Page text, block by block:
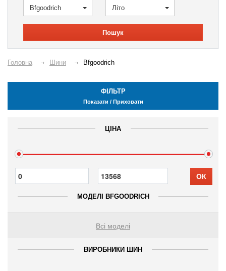
Bfgoodrich Літо
Пошук
Головна Шини Bfgoodrich
ФІЛЬТР
Показати / Приховати
ЦІНА
ОК
МОДЕЛІ BFGOODRICH
Всі моделі
ВИРОБНИКИ ШИН